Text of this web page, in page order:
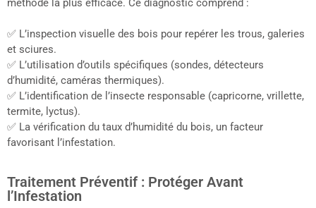
méthode la plus efficace. Ce diagnostic comprend :
✅ L’inspection visuelle des bois pour repérer les trous, galeries
et sciures.
✅ L’utilisation d’outils spécifiques (sondes, détecteurs
d’humidité, caméras thermiques).
✅ L’identification de l’insecte responsable (capricorne, vrillette,
termite, lyctus).
✅ La vérification du taux d’humidité du bois, un facteur
favorisant l’infestation.
Traitement Préventif : Protéger Avant
l’Infestation